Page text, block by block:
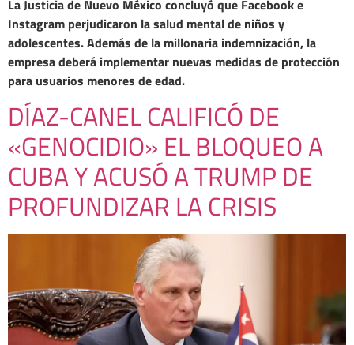
La Justicia de Nuevo México concluyó que Facebook e
Instagram perjudicaron la salud mental de niños y
adolescentes. Además de la millonaria indemnización, la
empresa deberá implementar nuevas medidas de protección
para usuarios menores de edad.
DÍAZ-CANEL CALIFICÓ DE
«GENOCIDIO» EL BLOQUEO A
CUBA Y ACUSÓ A TRUMP DE
PROFUNDIZAR LA CRISIS